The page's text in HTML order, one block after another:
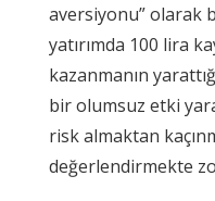
aversiyonu” olarak
yatırımda 100 lira
kazanmanın
bir olumsuz etki
risk almaktan
değerlendirmekte